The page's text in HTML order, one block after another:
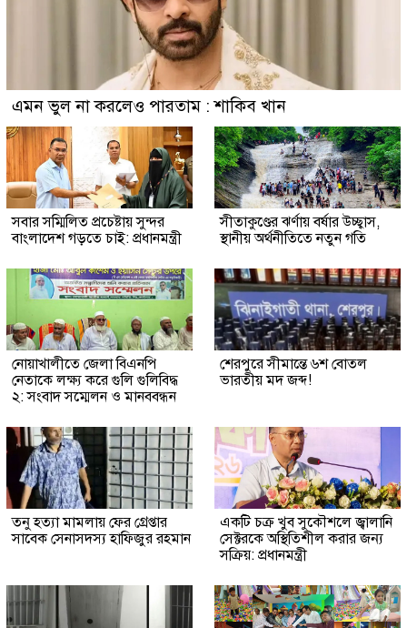
এমন ভুল না করলেও পারতাম : শাকিব খান
সবার সম্মিলিত প্রচেষ্টায় সুন্দর
বাংলাদেশ গড়তে চাই: প্রধানমন্ত্রী
সীতাকুণ্ডের ঝর্ণায় বর্ষার উচ্ছ্বাস,
স্থানীয় অর্থনীতিতে নতুন গতি
নোয়াখালীতে জেলা বিএনপি
নেতাকে লক্ষ্য করে গুলি গুলিবিদ্ধ
২: সংবাদ সম্মেলন ও মানববন্ধন
শেরপুরে সীমান্তে ৬শ বোতল
ভারতীয় মদ জব্দ!
তনু হত্যা মামলায় ফের গ্রেপ্তার
সাবেক সেনাসদস্য হাফিজুর রহমান
একটি চক্র খুব সুকৌশলে জ্বালানি
সেক্টরকে অস্থিতিশীল করার জন্য
সক্রিয়: প্রধানমন্ত্রী